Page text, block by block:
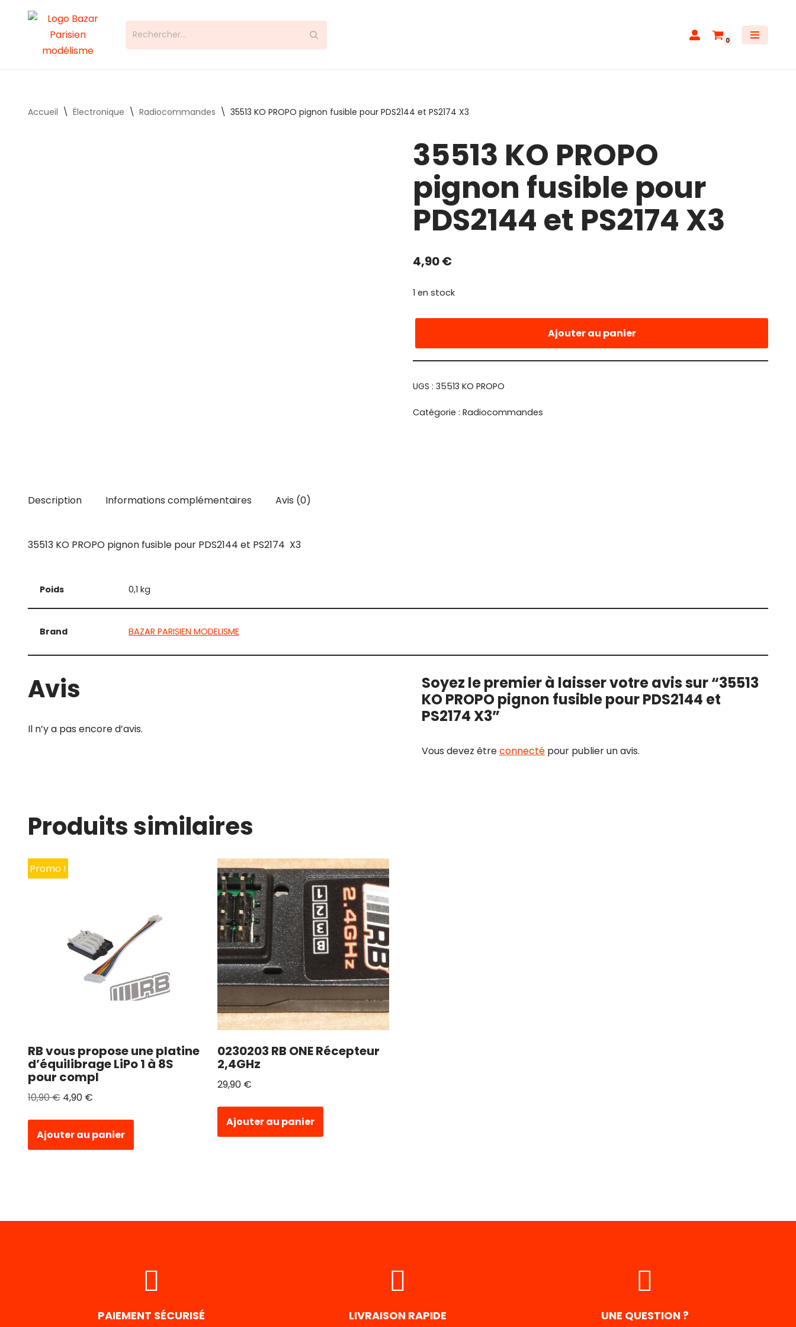
0
Accueil \ Électronique \ Radiocommandes \ 35513 KO PROPO pignon fusible pour PDS2144 et PS2174 X3
35513 KO PROPO
pignon fusible pour
PDS2144 et PS2174 X3
4,90€
1 en stock
Ajouter au panier
UGS : 35513 KO PROPO
Catégorie : Radiocommandes
Description Informations complémentaires Avis (0)
35513 KO PROPO pignon fusible pour PDS2144 et PS2174 X3
Poids 0,1 kg
Brand BAZAR PARISIEN MODELISME
Avis
Il n’y a pas encore d’avis.
Soyez le premier à laisser votre avis sur “35513
KO PROPO pignon fusible pour PDS2144 et
PS2174 X3”
Vous devez êtreconnecté pour publier un avis.
Produits similaires
Promo !
RB vous propose une platine
d’équilibrage LiPo 1 à 8S
pour compl
10,90€ 4,90 €
Ajouter au panier
0230203 RB ONE Récepteur
2,4GHz
29,90 €
Ajouter au panier
PAIEMENT SÉCURISÉ LIVRAISON RAPIDE UNE QUESTION ?